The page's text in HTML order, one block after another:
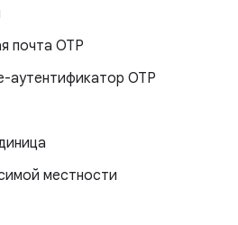
почта OTP
аутентификатор OTP
местности